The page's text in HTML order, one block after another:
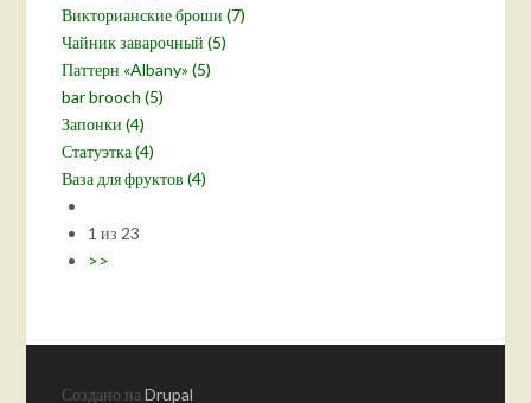
Викторианские броши (7)
Чайник заварочный (5)
Паттерн «Albany» (5)
bar brooch (5)
Запонки (4)
Статуэтка (4)
Ваза для фруктов (4)
1 из 23
>>
Создано наDrupal